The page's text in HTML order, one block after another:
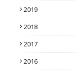
2019
2018
2017
2016